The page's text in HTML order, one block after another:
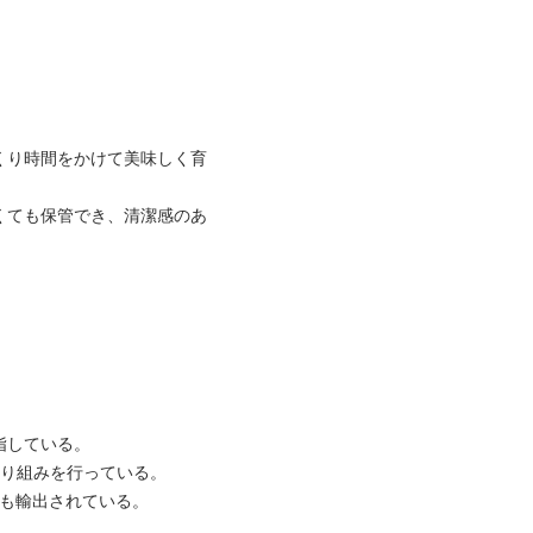
時間をかけて美味しく育
も保管でき、清潔感のあ
ている。
組みを行っている。
輸出されている。